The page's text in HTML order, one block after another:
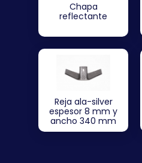
Chapa
reflectante
Reja ala-silver
espesor 8 mm y
ancho 340 mm